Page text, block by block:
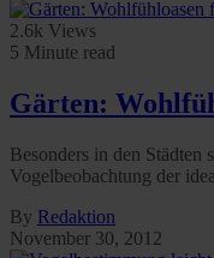
2.6k Views
5 Minute read
Gärten:
Besonders in den Städten
Vogelbeobachtung der
By Redaktion
November 30, 2012